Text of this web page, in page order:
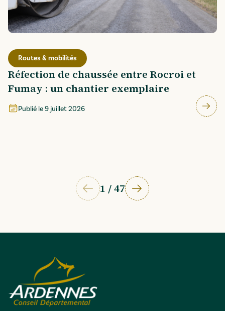
Routes & mobilités
Réfection de chaussée entre Rocroi et
Fumay : un chantier exemplaire
Publié le9 juillet 2026
Page précédente
1 /47 Page suivante